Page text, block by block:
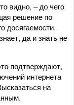
видно, – до чего
решение по
досягаемости.
да и знать не
подтверждают,
интернета
на